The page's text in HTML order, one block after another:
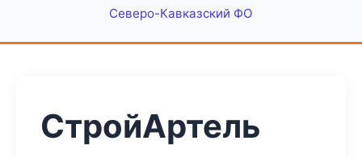
Северо-Кавказский ФО
СтройАртель